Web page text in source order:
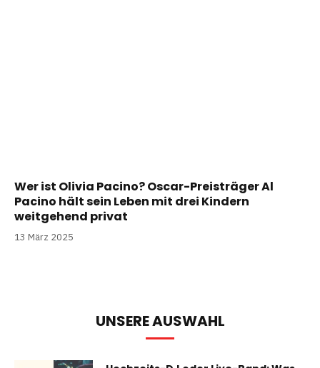
Wer ist Olivia Pacino? Oscar-Preisträger Al
Pacino hält sein Leben mit drei Kindern
weitgehend privat
13 März 2025
UNSERE AUSWAHL